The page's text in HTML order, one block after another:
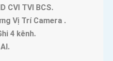
CVI TVI BCS.
Vị Trí Camera .
4 kênh.